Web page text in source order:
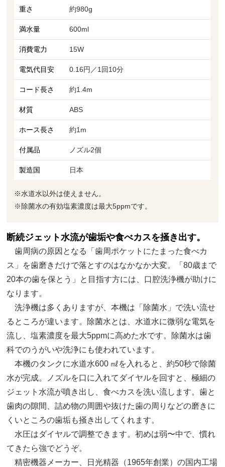
重さ 約980g
満水量 600ml
消費電力 15W
電気代目安 0.16円／1回10分
コード長さ 約1.4m
材質 ABS
ホース長さ 約1m
付属品 ノズル2個
製造国 日本
※水道水以外は使えません。
※除菌水の有効塩素濃度は最大5ppmです。
断続ジェット水流が歯垢や食べカスを掻き出す。
歯周病の原因となる「歯周ポケットにたまった食べカ
ス」を歯磨きだけで落とすのはなかなか大変。「80歳まで
20本の歯を保とう」と目指す方には、口腔洗浄機が助けに
なります。
洗浄機は多くありますが、本機は「除菌水」で洗い流せ
るところが違います。除菌水とは、水道水に微弱な電気を
流し、塩素濃度を最大5ppmに高めた水です。除菌水は歯
科でのうがいや洗浄にも使われています。
本機のタンクに水道水600 ㎖を入れると、約50秒で除菌
水が完成。ノズルを口に入れてダイヤルを回すと、極細の
ジェット水流が噴き出し、食べカスを洗い流します。歯と
歯肉の隙間、詰め物の周囲や抜けた歯の周りなどの磨きに
くいところの歯垢も掻き出してくれます。
水圧はダイヤルで調整できます。初めは弱〜中で、慣れ
てきたら強でどうぞ。
精密機器メーカー、日光精器（1965年創業）の国内工場